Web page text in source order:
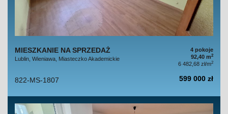
MIESZKANIE NA SPRZEDAŻ
Lublin, Wieniawa, Miasteczko Akademickie
4 pokoje
92,40 m2
6 482,68 zł/m2
822-MS-1807 599 000 zł